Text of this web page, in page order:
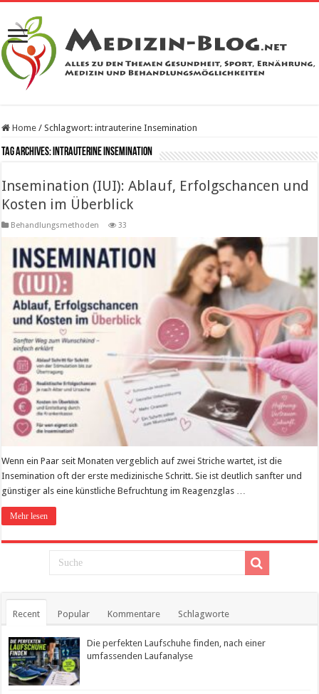
Home / Schlagwort:intrauterine Insemination
Tag Archives:intrauterine Insemination
Insemination (IUI): Ablauf, Erfolgschancen und
Kosten im Überblick
Behandlungsmethoden 33
Wenn ein Paar seit Monaten vergeblich auf zwei Striche wartet, ist die
Insemination oft der erste medizinische Schritt. Sie ist deutlich sanfter und
günstiger als eine künstliche Befruchtung im Reagenzglas …
Mehr lesen
Recent Popular Kommentare Schlagworte
Die perfekten Laufschuhe finden, nach einer
umfassenden Laufanalyse